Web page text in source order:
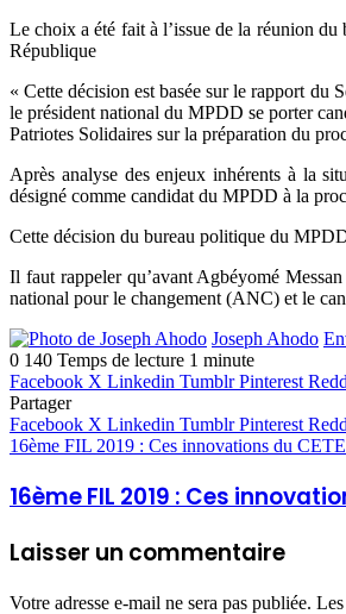
Le choix a été fait à l’issue de la réunion
République
« Cette décision est basée sur le rapport du
le président national du MPDD se porter
Patriotes Solidaires sur la préparation du
Après analyse des enjeux inhérents à la
désigné comme candidat du MPDD à la
Cette décision du bureau politique du
Il faut rappeler qu’avant Agbéyomé
national pour le changement (ANC) et le
Joseph Ahodo
0 140 Temps de lecture 1 minute
Facebook X Linkedin Tumblr Pinterest
Partager
Facebook X Linkedin Tumblr Pinterest
16ème FIL 2019 : Ces innovations du
16ème FIL 2019 : Ces
Laisser un commentaire
Votre adresse e-mail ne sera pas publiée.